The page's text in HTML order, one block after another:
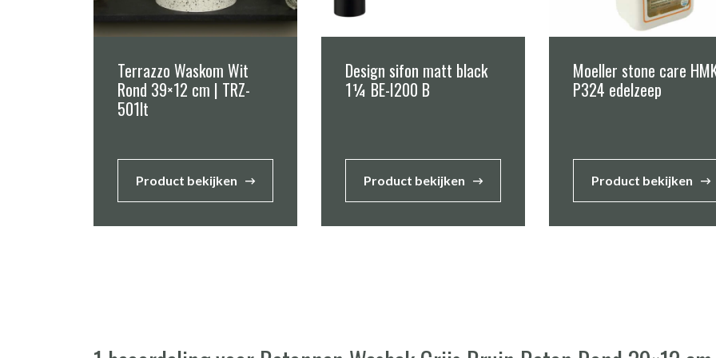
Terrazzo Waskom Wit
Rond 39×12 cm | TRZ-
501lt
Product bekijken
Design sifon matt black
1¼ BE-I200 B
Product bekijken
Moeller stone care
P324 edelzeep
Product bekijken